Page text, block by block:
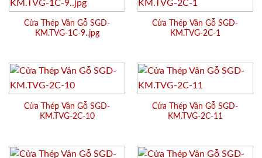
Cửa Thép Vân Gỗ SGD-
KM.TVG-1C-9..jpg
Cửa Thép Vân Gỗ SGD-
KM.TVG-2C-1
Cửa Thép Vân Gỗ SGD-
KM.TVG-2C-10
Cửa Thép Vân Gỗ SGD-
KM.TVG-2C-11